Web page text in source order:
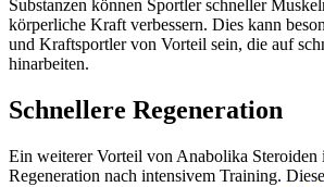
Substanzen können Sportler schneller
körperliche Kraft verbessern. Dies kann
und Kraftsportler von Vorteil sein, die auf
hinarbeiten.
Schnellere Regeneration
Ein weiterer Vorteil von Anabolika Steroiden
Regeneration nach intensivem Training.